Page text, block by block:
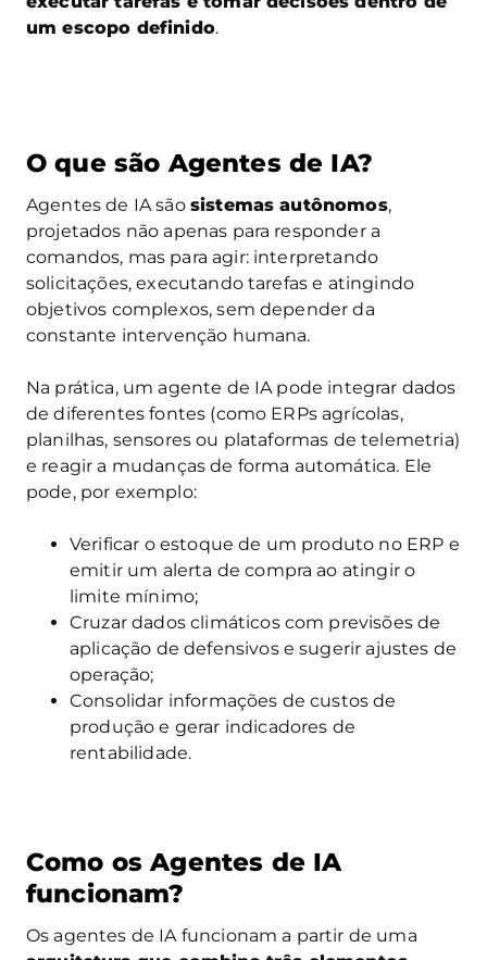
um escopo definido.
O que são Agentes de IA?
Agentes de IA são sistemas autônomos,
projetados não apenas para responder a
comandos, mas para agir: interpretando
solicitações, executando tarefas e atingindo
objetivos complexos, sem depender da
constante intervenção humana.
Na prática, um agente de IA pode integrar dados
de diferentes fontes (como ERPs agrícolas,
planilhas, sensores ou plataformas de telemetria)
e reagir a mudanças de forma automática. Ele
pode, por exemplo:
Verificar o estoque de um produto no ERP e
emitir um alerta de compra ao atingir o
limite mínimo;
Cruzar dados climáticos com previsões de
aplicação de defensivos e sugerir ajustes de
operação;
Consolidar informações de custos de
produção e gerar indicadores de
rentabilidade.
Como os Agentes de IA
funcionam?
Os agentes de IA funcionam a partir de uma